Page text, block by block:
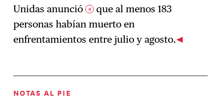
Unidas anunció 6
que al menos 183
personas habían muerto en
enfrentamientos entre julio y agosto.
NOTAS AL PIE